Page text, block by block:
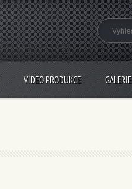
VIDEO PRODUKCE GALERIE